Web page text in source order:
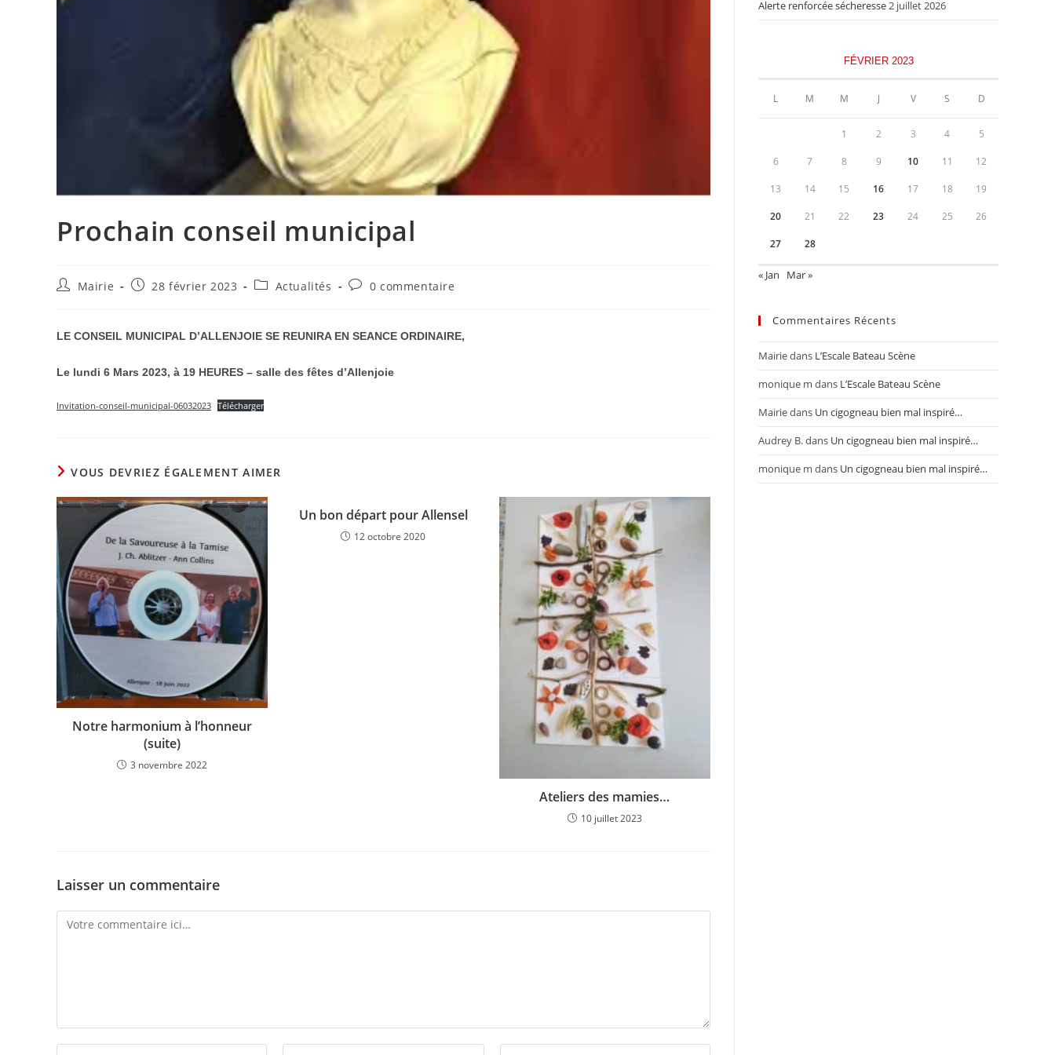
Prochain conseil municipal
Auteur/autrice
publication :
Mairie
Publication
28 février 2023
PostActualités
Commentaires
publication :
0 commentaire
LE CONSEIL MUNICIPAL D’ALLENJOIE SE REUNIRA EN SEANCE ORDINAIRE,
Le lundi 6 Mars 2023, à 19 HEURES – salle des fêtes d’Allenjoie
Invitation-conseil-municipal-06032023 Télécharger
VOUS DEVRIEZ ÉGALEMENT AIMER
Notre harmonium à l’honneur
(suite)
3 novembre 2022
Un bon départ pour Allensel
12 octobre 2020
Ateliers des mamies…
10 juillet 2023
Laisser un commentaire
Comment
Alerte renforcée sécheresse2 juillet 2026
FÉVRIER 2023
L M M J V S D
1 2 3 4 5
6 7 8 9 10 11 12
13 14 15 16 17 18 19
20 21 22 23 24 25 26
27 28
« Jan Mar »
Commentaires Récents
Mairiedans L’Escale Bateau Scène
monique m dans L’Escale Bateau Scène
Mairiedans Un cigogneau bien mal inspiré…
Audrey B.dans Un cigogneau bien mal inspiré…
monique m dans Un cigogneau bien mal inspiré…